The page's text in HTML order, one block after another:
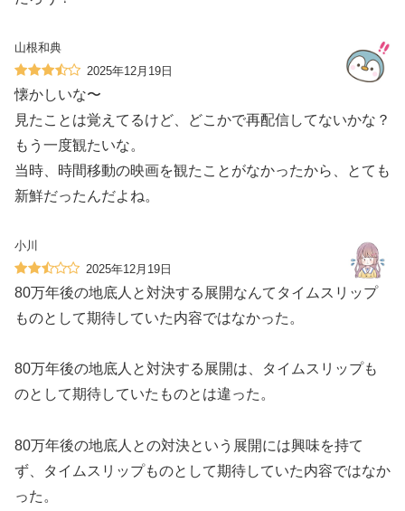
山根和典
2025年12月19日
懐かしいな〜
見たことは覚えてるけど、どこかで再配信してないかな？
もう一度観たいな。
当時、時間移動の映画を観たことがなかったから、とても
新鮮だったんだよね。
小川
2025年12月19日
80万年後の地底人と対決する展開なんてタイムスリップ
ものとして期待していた内容ではなかった。
80万年後の地底人と対決する展開は、タイムスリップも
のとして期待していたものとは違った。
80万年後の地底人との対決という展開には興味を持て
ず、タイムスリップものとして期待していた内容ではなか
った。